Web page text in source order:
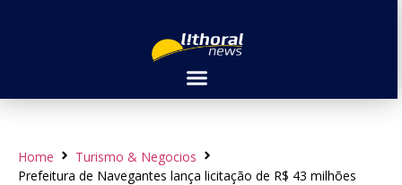
Home
Turismo & Negocios
Prefeitura de Navegantes lança licitação de R$ 43 milhões